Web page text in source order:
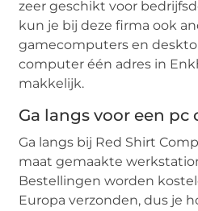
zeer geschikt voor
kun je bij deze firma ook
gamecomputers en
computer één adres in
makkelijk.
Ga langs voor een pc
Ga langs bij Red Shirt
maat gemaakte
Bestellingen worden
Europa verzonden, dus je